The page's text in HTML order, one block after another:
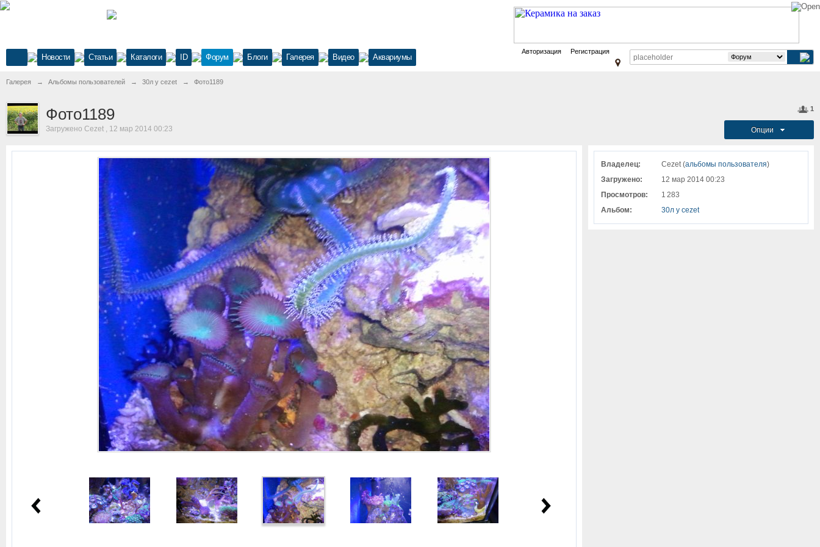
Новости Статьи Каталоги ID Форум Блоги Галерея Видео Аквариумы
Авторизация Регистрация
Галерея → Альбомы пользователей → 30л у cezet → Фото1189
1
Опции
Фото1189
Загружено Cezet , 12 мар 2014 00:23
Владелец: Cezet (альбомы пользователя)
Загружено:
12 мар 2014 00:23
Просмотров:
1 283
Альбом:
30л у cezet